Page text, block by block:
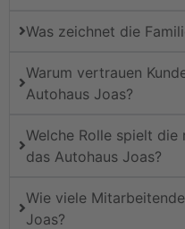
Was zeichnet die
Warum vertrauen
Autohaus Joas?
Welche Rolle spielt
das Autohaus Joas?
Wie viele
Joas?